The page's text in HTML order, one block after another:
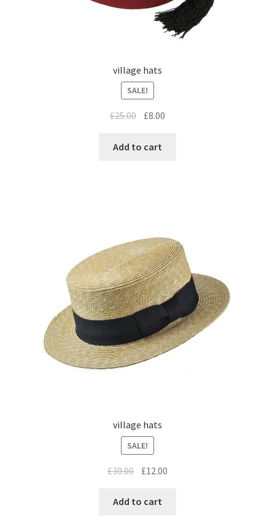
village hats
SALE!
£25.00 £8.00
Add to cart
village hats
SALE!
£30.00 £12.00
Add to cart